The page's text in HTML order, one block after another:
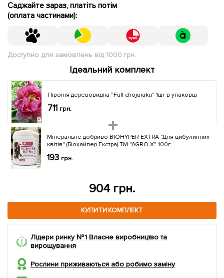
Саджайте зараз, платіть потім
(оплата частинами):
Доступно для замовлень від 1000 грн.
Ідеальний комплект
Півонія деревовидна "Full chojuraku" 1шт в упаковці
711 грн.
Мінеральне добриво BIOHYPER EXTRA "Для цибулинних
квітів" (Біохайпер Екстра) ТМ "AGRO-X" 100г
193 грн.
904 грн.
КУПИТИ КОМПЛЕКТ
Лідери ринку №1 Власне виробництво та
вирощування
Рослини приживаються або робимо заміну